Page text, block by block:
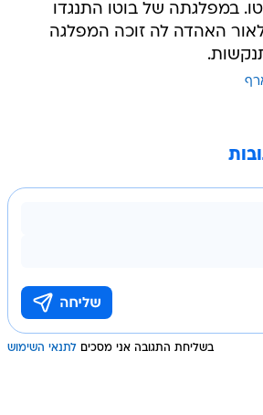
במפלגתה של בוטו התנגדו
האהדה לה זוכה המפלגה
בשליחת התגובה אני מסכים לתנאי השימוש